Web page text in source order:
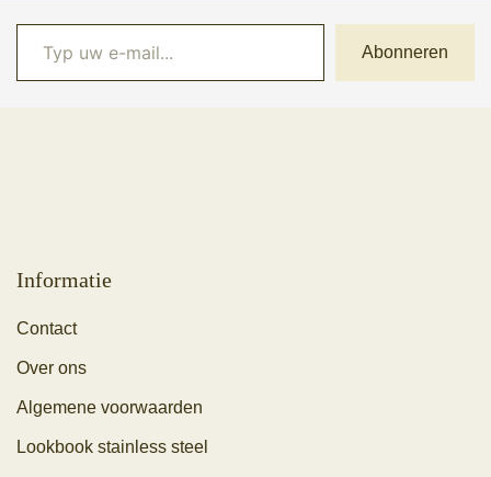
Typ uw e-mail...
Abonneren
Informatie
Contact
Over ons
Algemene voorwaarden
Lookbook stainless steel